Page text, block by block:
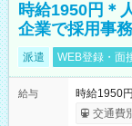
時給1950円＊
企業で採用事務
派遣 WEB登録・面
給与
時給1950
交通費